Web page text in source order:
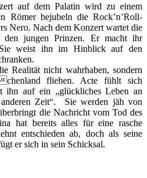
auf dem Palatin wird zu einem
Römer bejubeln die Rock’n’Roll-
Nero. Nach dem Konzert wartet die
den jungen Prinzen. Er macht ihr
weist ihn im Hinblick auf den
Realität nicht wahrhaben, sondern
fliehen. Acte fühlt sich
ihn auf ein „glückliches Leben an
Zeit“. Sie werden jäh von
die Nachricht vom Tod des
hat bereits alles für eine rasche
entschieden ab, doch als seine
er sich in sein Schicksal.